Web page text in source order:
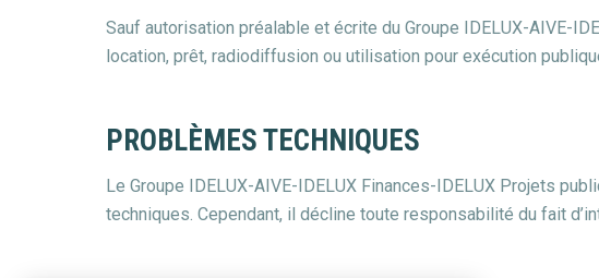
Sauf autorisation préalable et écrite du Groupe IDELUX-AIVE-
location, prêt, radiodiffusion ou utilisation pour exécution
PROBLÈMES TECHNIQUES
Le Groupe IDELUX-AIVE-IDELUX Finances-IDELUX Projets
techniques. Cependant, il décline toute responsabilité du fait